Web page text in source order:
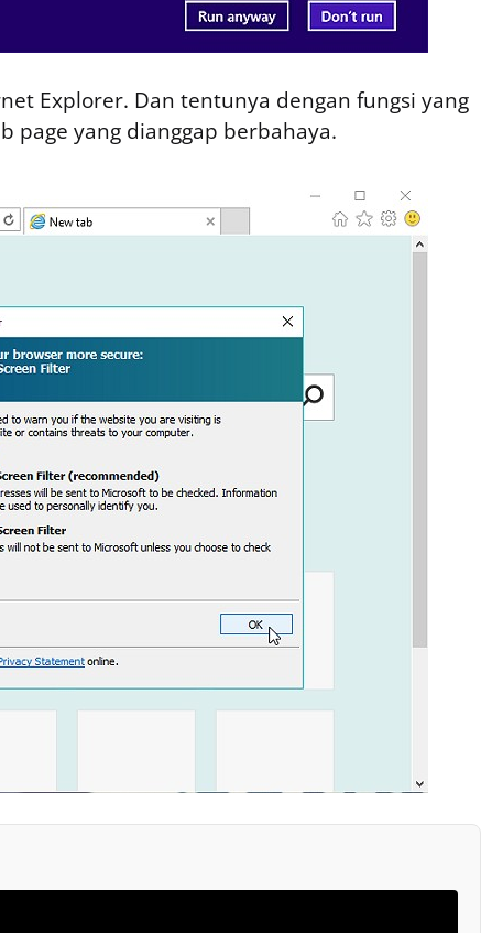
Explorer. Dan tentunya dengan fungsi yang
page yang dianggap berbahaya.